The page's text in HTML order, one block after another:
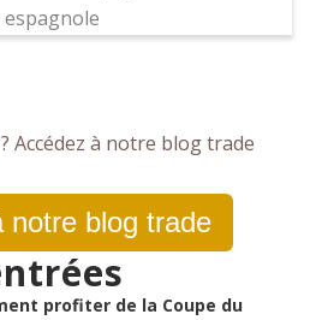
Accédez à notre blog trade
notre blog trade
profiter de la Coupe du